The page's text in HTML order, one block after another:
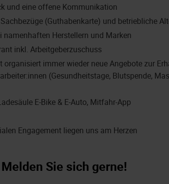
und eine offene Kommunikation
(Guthabenkarte) und betriebliche
namenhaften Herstellern und Marken
inkl. Arbeitgeberzuschuss
organisiert immer wieder neue Angebote zur
(Gesundheitstage, Blutspende,
E-Bike & E-Auto, Mitfahr-App
Engagement liegen uns am Herzen
Sie sich gerne!